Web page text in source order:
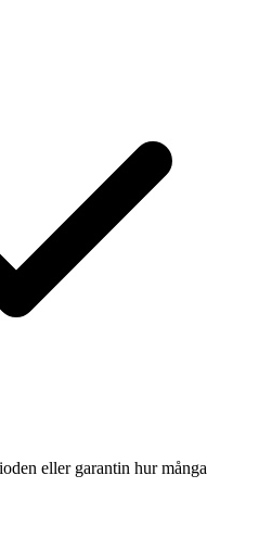
eller garantin hur många